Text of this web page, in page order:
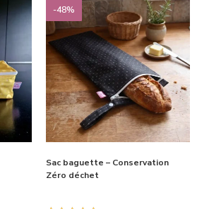
-48%
Sac baguette – Conservation
Zéro déchet